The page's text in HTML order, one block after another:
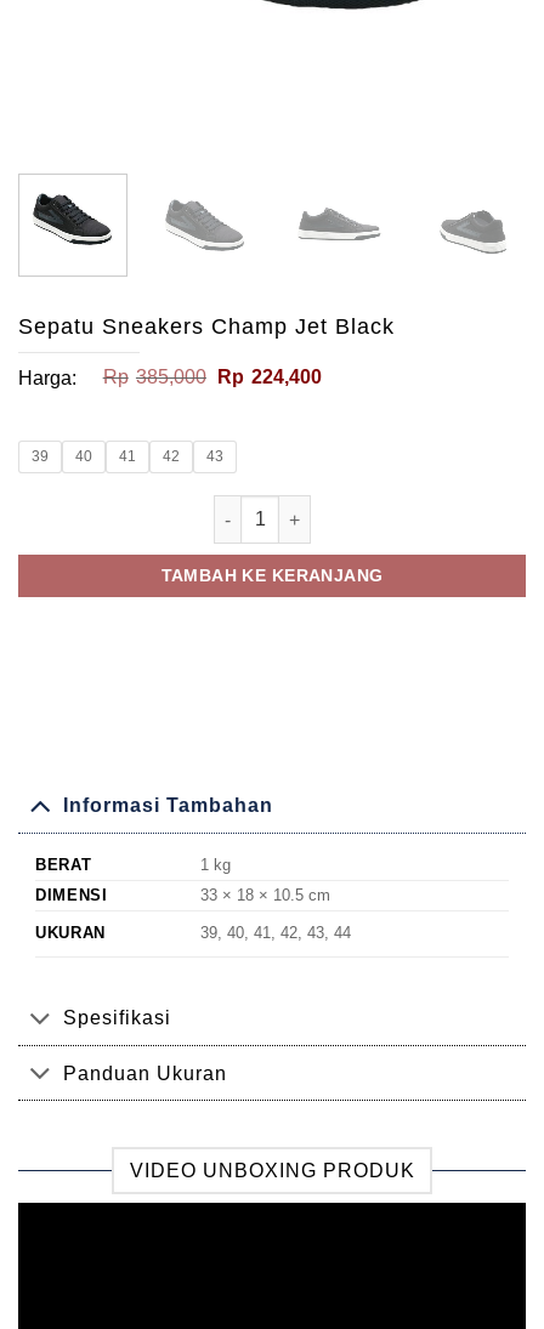
Sepatu Sneakers Champ Jet Black
Harga: Rp 385,000 Harga
Rp 224,400Harga
39 40 41 42 43
Kuantitas Sepatu Sneakers Champ
TAMBAH KE KERANJANG
Informasi Tambahan
BERAT
1 kg
DIMENSI
33 × 18 × 10.5 cm
UKURAN 39, 40, 41, 42, 43, 44
Spesifikasi
Panduan Ukuran
VIDEO UNBOXING PRODUK